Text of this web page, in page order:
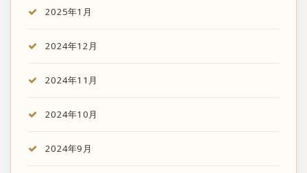
2025年1月
2024年12月
2024年11月
2024年10月
2024年9月